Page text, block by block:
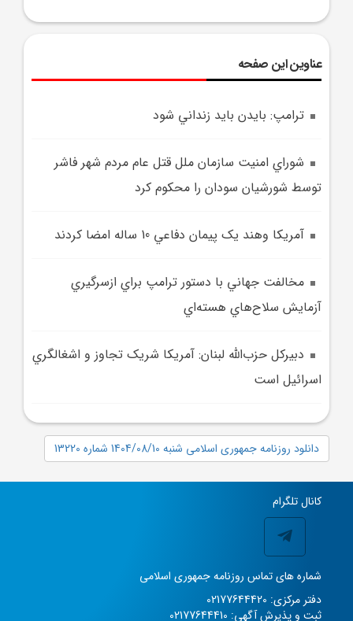
عناوین این صفحه
ترامپ: بايدن بايد زنداني شود
شوراي امنيت سازمان ملل قتل عام مردم شهر فاشر
توسط شورشيان سودان را محکوم کرد
آمريکا وهند يک پيمان دفاعي 10 ساله امضا کردند
مخالفت جهاني با دستور ترامپ براي ازسرگيري
آزمايش‌ سلاح‌هاي هسته‌اي
دبيرکل حزب‌الله لبنان: آمريکا شريک تجاوز و اشغالگري
اسرائيل است
دانلود روزنامه جمهوری اسلامی شنبه 1404/08/10 شماره 13220
کانال تلگرام
شماره های تماس روزنامه جمهوری اسلامی
دفتر مرکزی: 02177644420
ثبت و پذیرش آگهی: 02177644410